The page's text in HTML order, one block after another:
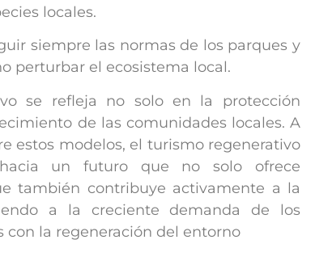
locales.
siempre las normas de los parques y
perturbar el ecosistema local.
se refleja no solo en la protección
de las comunidades locales. A
estos modelos, el turismo regenerativo
un futuro que no solo ofrece
también contribuye activamente a la
a la creciente demanda de los
la regeneración del entorno